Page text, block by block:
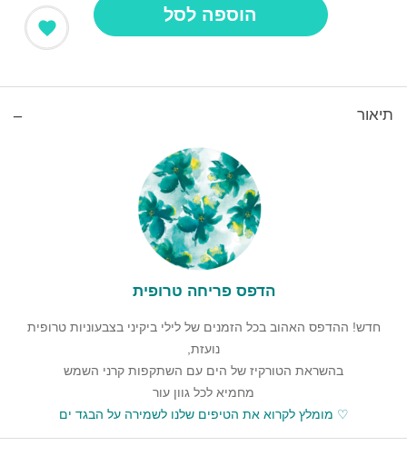
הוספה לסל
תיאור
הדפס פריחה טרופית
חדש! ההדפס האהוב בכל הזמנים של לילי ביקיני בצבעוניות טרופית
נועזת,
בהשראת הטורקיז של הים עם השתקפות קרני השמש
מחמיא לכל גוון עור
♡ מומלץ לקרוא את הטיפים שלנו לשמירה על הבגד ים